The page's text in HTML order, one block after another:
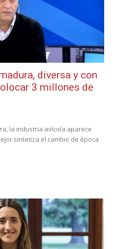
diversa y con
3 millones de
la industria avícola aparece
sintetiza el cambio de época